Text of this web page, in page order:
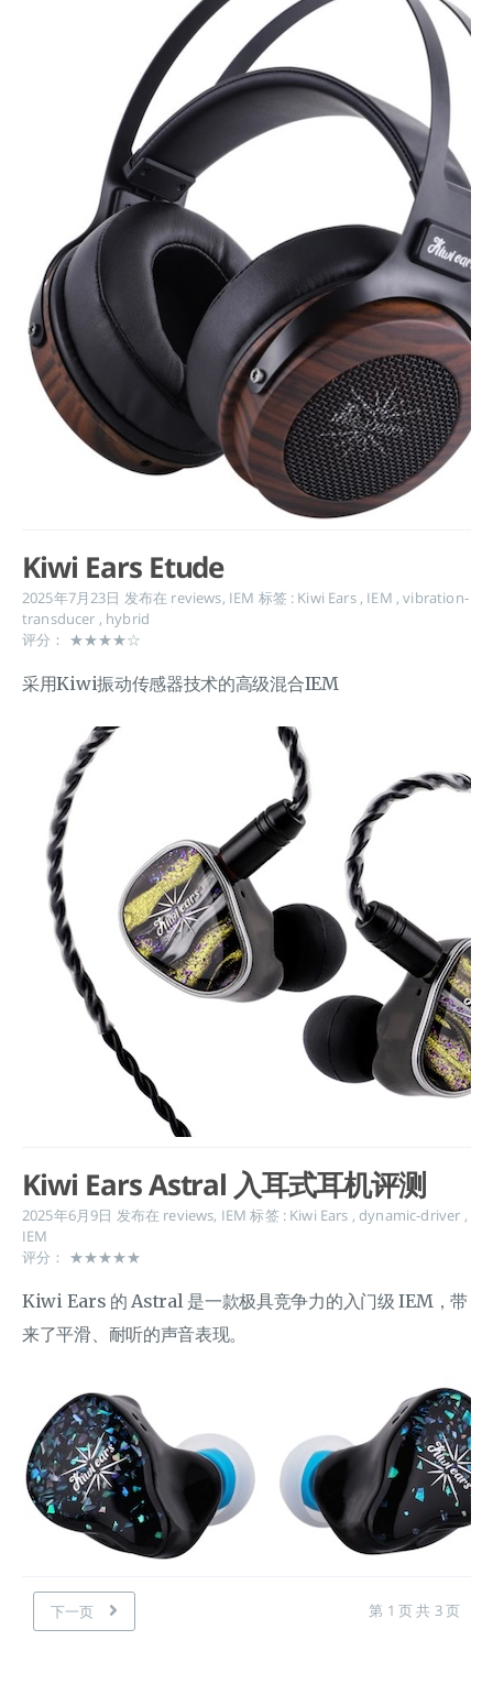
Kiwi Ears Etude
2025年7月23日 发布在 reviews, IEM 标签 : Kiwi Ears , IEM ,vibration-
transducer , hybrid
评分： ★★★★☆
采用Kiwi振动传感器技术的高级混合IEM
Kiwi Ears Astral 入耳式耳机评测
2025年6月9日 发布在 reviews, IEM 标签 : Kiwi Ears , dynamic-driver ,
IEM
评分： ★★★★★
Kiwi Ears 的 Astral 是一款极具竞争力的入门级 IEM，带
来了平滑、耐听的声音表现。
下一页 第 1 页 共 3 页